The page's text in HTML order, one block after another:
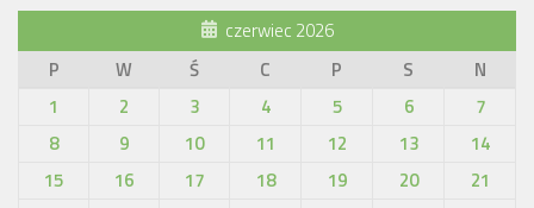
czerwiec 2026
P
W Ś C P S
N
1
2 3 4 5 6
7
8
9 10 11 12 13
14
15
16 17 18 19 20
21